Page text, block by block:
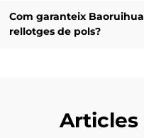
Com garanteix
rellotges de pols?
Articles